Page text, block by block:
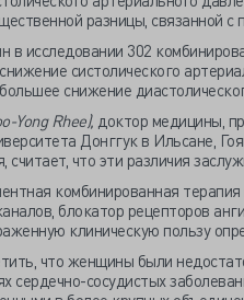
разницы, связанной с
в исследовании 302
систолического
снижение
Yong Rhee), доктор медицины,
Донггук в Ильсане,
считает, что эти различия
комбинированная
блокатор рецепторов
клиническую пользу
что женщины были
сердечно-сосудистых